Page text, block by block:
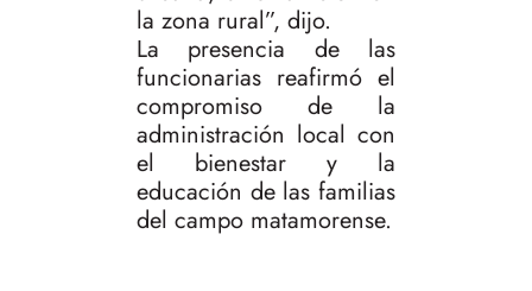
la zona rural”, dijo.
La presencia de las
funcionarias reafirmó el
compromiso de la
administración local con
el bienestar y la
educación de las familias
del campo matamorense.